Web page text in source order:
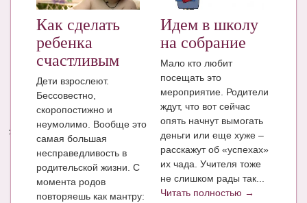
Как сделать
ребенка
счастливым
Дети взрослеют.
Бессовестно,
скоропостижно и
неумолимо. Вообще это
самая большая
несправедливость в
родительской жизни. С
момента родов
повторяешь как мантру:
Идем в школу
на собрание
Мало кто любит
посещать это
мероприятие. Родители
ждут, что вот сейчас
опять начнут вымогать
деньги или еще хуже –
расскажут об «успехах»
их чада. Учителя тоже
не слишком рады так...
Читать полностью →